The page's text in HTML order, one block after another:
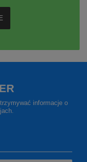
informacje o